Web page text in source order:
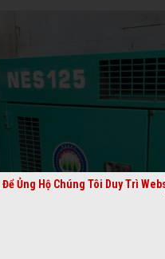
Để Ủng Hộ Chúng Tôi Duy Trì